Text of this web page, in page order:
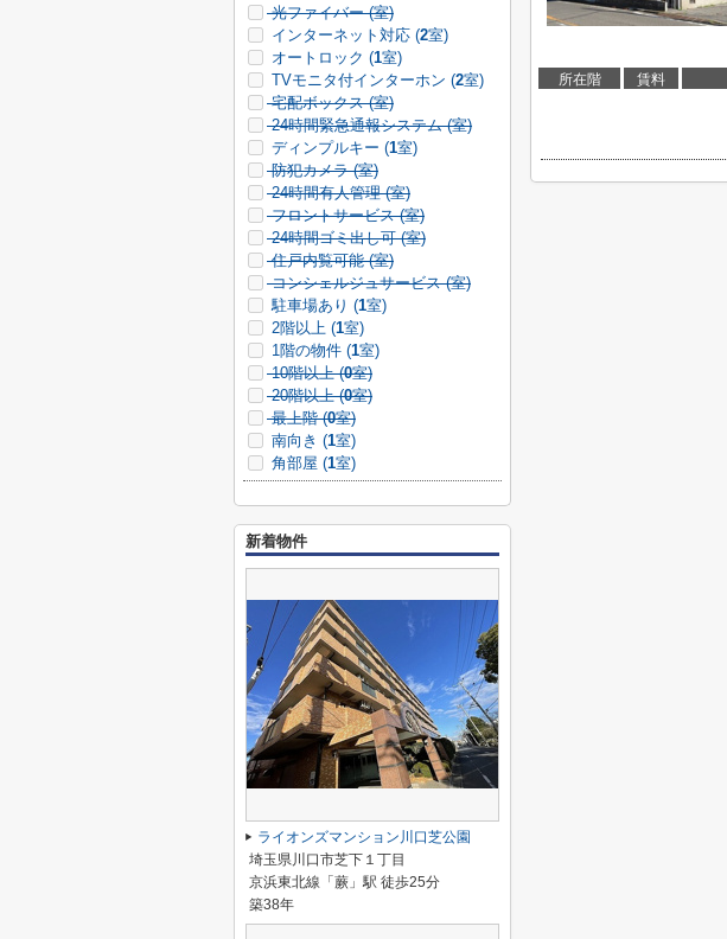
所在階 賃料
光ファイバー (室)
インターネット対応 (2室)
オートロック (1室)
TVモニタ付インターホン (2室)
宅配ボックス (室)
24時間緊急通報システム (室)
ディンプルキー (1室)
防犯カメラ (室)
24時間有人管理 (室)
フロントサービス (室)
24時間ゴミ出し可 (室)
住戸内覧可能 (室)
コンシェルジュサービス (室)
駐車場あり (1室)
2階以上 (1室)
1階の物件 (1室)
10階以上 (0室)
20階以上 (0室)
最上階 (0室)
南向き (1室)
角部屋 (1室)
新着物件
ライオンズマンション川口芝公園
埼玉県川口市芝下１丁目
京浜東北線「蕨」駅 徒歩25分
築38年